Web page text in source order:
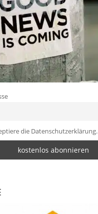
die Datenschutzerklärung.